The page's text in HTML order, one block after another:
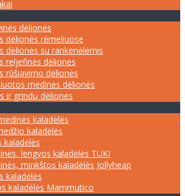
dėlionės
dėlionės rėmeliuose
dėlionės su rankenėlėmis
reljefinės dėlionės
rūšiavimo dėlionės
medinės dėlionės
ir grindų dėlionės
kaladėlės
kaladėlės
kaladėlės
lengvos kaladėlės TUKI
minkštos kaladėlės Jollyheap
kaladėlės
kaladėlės Mammutico